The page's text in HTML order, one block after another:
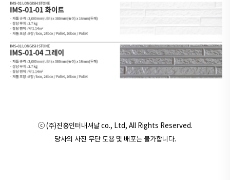
ⓒ (주)진흥인터내셔날 co., Ltd, All Rights Reserved.
당사의 사진 무단 도용 및 배포는 불가합니다.